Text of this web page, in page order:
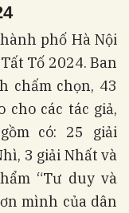
phố Hà Nội
Tố 2024. Ban
chấm chọn, 43
cho các tác giả,
có: 25 giải
3 giải Nhất và
“Tư duy và
mình của dân